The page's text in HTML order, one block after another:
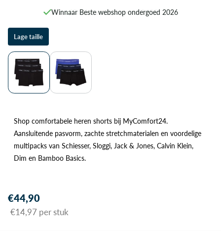
Winnaar Beste webshop ondergoed 2026
Lage taille
Shop comfortabele heren shorts bij MyComfort24.
Aansluitende pasvorm, zachte stretchmaterialen en voordelige
multipacks van Schiesser, Sloggi, Jack & Jones, Calvin Klein,
Dim en Bamboo Basics.
€44,90
€14,97 per stuk